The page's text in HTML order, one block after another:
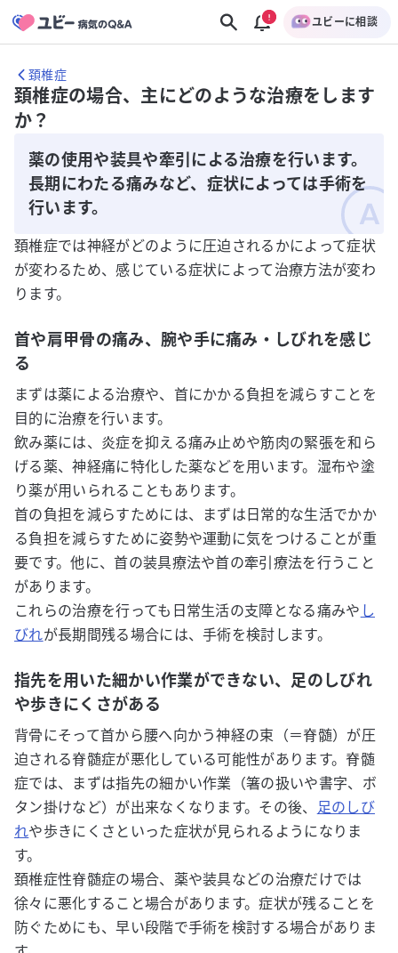
ユビーに相談
頚椎症
頚椎症の場合、主にどのような治療をします
か？
薬の使用や装具や牽引による治療を行います。
長期にわたる痛みなど、症状によっては手術を
行います。
頚椎症では神経がどのように圧迫されるかによって症状
が変わるため、感じている症状によって治療方法が変わ
ります。
首や肩甲骨の痛み、腕や手に痛み・しびれを感じ
る
まずは薬による治療や、首にかかる負担を減らすことを
目的に治療を行います。
飲み薬には、炎症を抑える痛み止めや筋肉の緊張を和ら
げる薬、神経痛に特化した薬などを用います。湿布や塗
り薬が用いられることもあります。
首の負担を減らすためには、まずは日常的な生活でかか
る負担を減らすために姿勢や運動に気をつけることが重
要です。他に、首の装具療法や首の牽引療法を行うこと
があります。
これらの治療を行っても日常生活の支障となる痛みや し
びれが長期間残る場合には、手術を検討します。
指先を用いた細かい作業ができない、足のしびれ
や歩きにくさがある
背骨にそって首から腰へ向かう神経の束（＝脊髄）が圧
迫される脊髄症が悪化している可能性があります。脊髄
症では、まずは指先の細かい作業（箸の扱いや書字、ボ
タン掛けなど）が出来なくなります。その後、 足のしび
れや歩きにくさといった症状が見られるようになりま
す。
頚椎症性脊髄症の場合、薬や装具などの治療だけでは
徐々に悪化すること場合があります。症状が残ることを
防ぐためにも、早い段階で手術を検討する場合がありま